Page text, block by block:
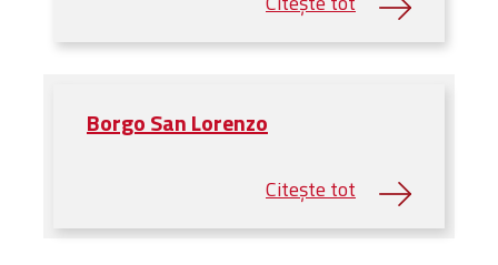
Borgo San Lorenzo